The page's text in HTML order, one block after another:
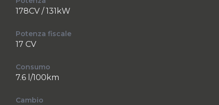
178CV / 131kW
Potenza fiscale
17 CV
Consumo
7.6 l/100km
Cambio